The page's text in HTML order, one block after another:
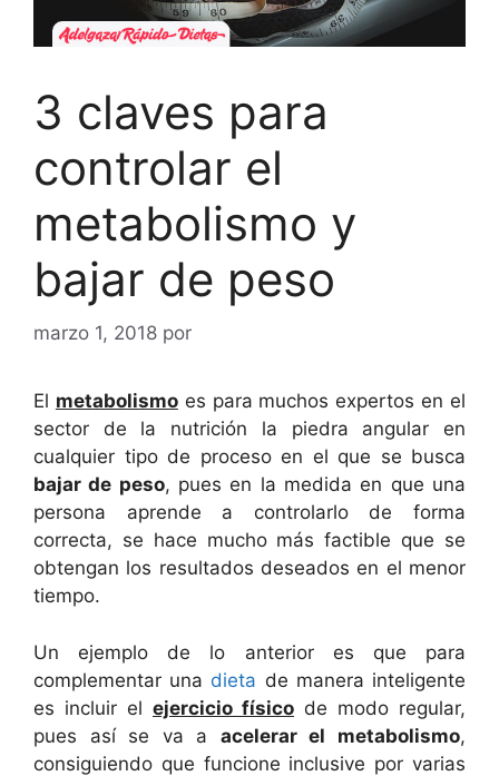
3 claves para
controlar el
metabolismo y
bajar de peso
marzo 1, 2018 por
El metabolismoes para muchos expertos en el
sector de la nutrición la piedra angular en
cualquier tipo de proceso en el que se busca
bajar de peso, pues en la medida en que una
persona aprende a controlarlo de forma
correcta, se hace mucho más factible que se
obtengan los resultados deseados en el menor
tiempo.
Un ejemplo de lo anterior es que para
complementar una dieta de manera inteligente
es incluir el ejercicio físico de modo regular,
pues así se va a acelerar el metabolismo,
consiguiendo que funcione inclusive por varias